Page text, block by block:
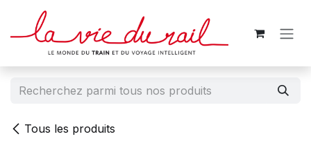
Se rendre au contenu
Tous les produits